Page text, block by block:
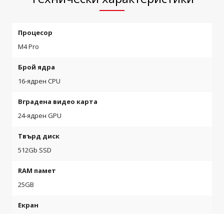
Процесор
M4 Pro
Брой ядра
16-ядрен CPU
Вградена видео карта
24-ядрен GPU
Твърд диск
512Gb SSD
RAM памет
25GB
Екран